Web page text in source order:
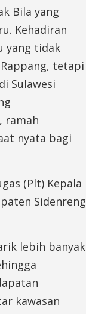
Bila yang
Kehadiran
yang tidak
tetapi
Sulawesi
ramah
nyata bagi
(Plt) Kepala
Sidenreng
lebih banyak
kawasan